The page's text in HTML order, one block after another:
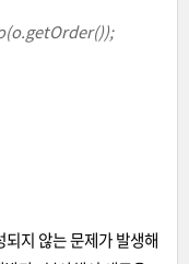
());
지 않는 문제가 발생해